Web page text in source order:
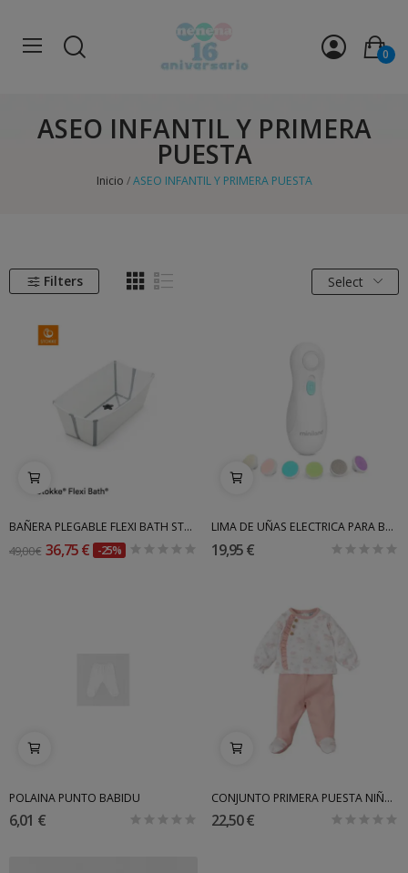
0
ASEO INFANTIL Y PRIMERA
PUESTA
Inicio ASEO INFANTIL Y PRIMERA PUESTA
Filters Select
BAÑERA PLEGABLE FLEXI BATH STOKKE
49,00 € 36,75 € -25%
LIMA DE UÑAS ELECTRICA PARA BEBÉ BABYNAIL...
19,95 €
POLAINA PUNTO BABIDU
6,01 €
CONJUNTO PRIMERA PUESTA NIÑA BABIDU INV
22,50 €